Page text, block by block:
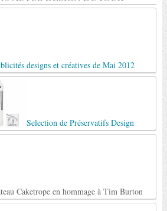
designs et créatives de Mai 2012
Selection de Préservatifs Design
Caketrope en hommage à Tim Burton